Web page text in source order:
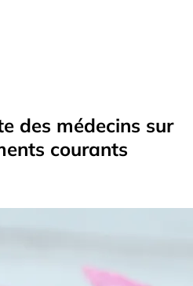
des médecins sur
courants